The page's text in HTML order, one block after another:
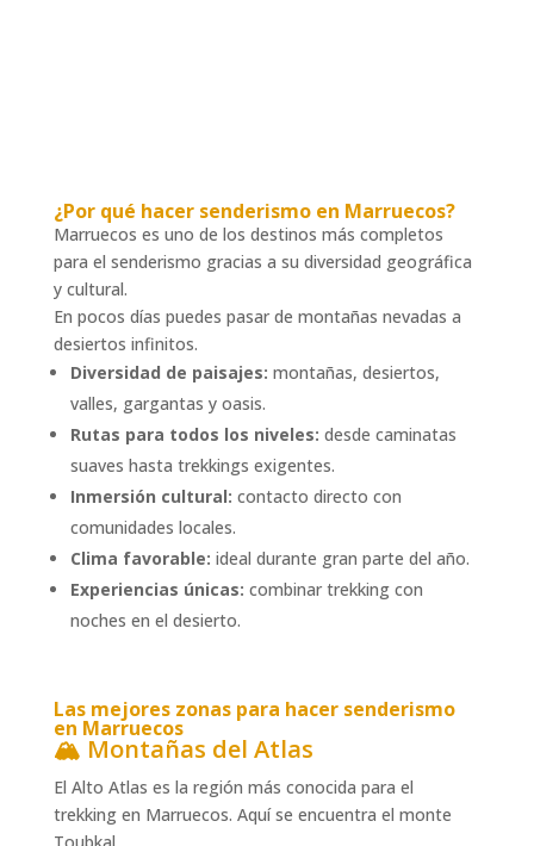
¿Por qué hacer senderismo en Marruecos?
Marruecos es uno de los destinos más completos
para el senderismo gracias a su diversidad geográfica
y cultural.
En pocos días puedes pasar de montañas nevadas a
desiertos infinitos.
Diversidad de paisajes: montañas, desiertos,
valles, gargantas y oasis.
Rutas para todos los niveles: desde caminatas
suaves hasta trekkings exigentes.
Inmersión cultural: contacto directo con
comunidades locales.
Clima favorable: ideal durante gran parte del año.
Experiencias únicas: combinar trekking con
noches en el desierto.
Las mejores zonas para hacer senderismo
en Marruecos
🏔️ Montañas del Atlas
El Alto Atlas es la región más conocida para el
trekking en Marruecos. Aquí se encuentra el monte
Toubkal,